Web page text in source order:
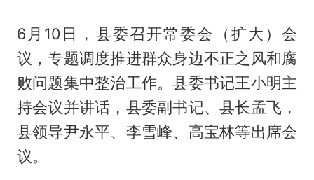
6月10日，县委召开常委会（扩大）会
议，专题调度推进群众身边不正之风和腐
败问题集中整治工作。县委书记王小明主
持会议并讲话，县委副书记、县长孟飞，
县领导尹永平、李雪峰、高宝林等出席会
议。